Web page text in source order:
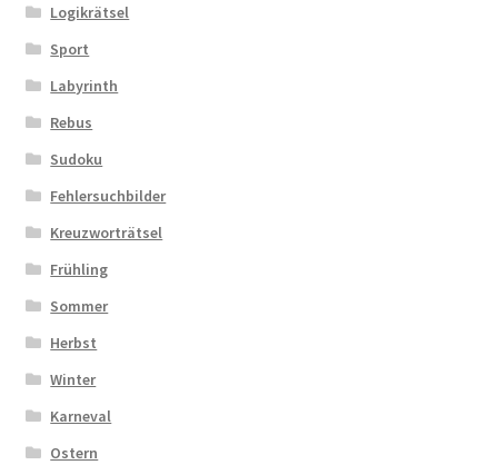
Logikrätsel
Sport
Labyrinth
Rebus
Sudoku
Fehlersuchbilder
Kreuzworträtsel
Frühling
Sommer
Herbst
Winter
Karneval
Ostern